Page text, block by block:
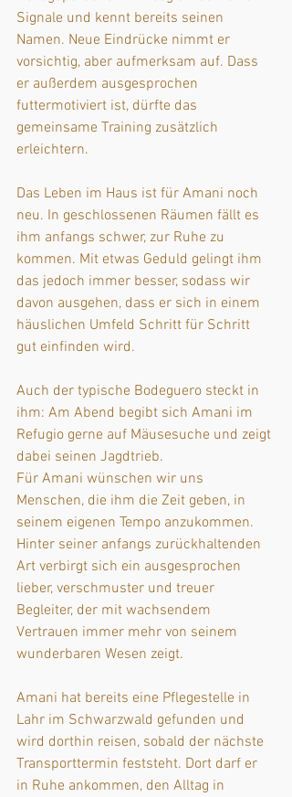
Signale und kennt bereits seinen
Namen. Neue Eindrücke nimmt er
vorsichtig, aber aufmerksam auf. Dass
er außerdem ausgesprochen
futtermotiviert ist, dürfte das
gemeinsame Training zusätzlich
erleichtern.
Das Leben im Haus ist für Amani noch
neu. In geschlossenen Räumen fällt es
ihm anfangs schwer, zur Ruhe zu
kommen. Mit etwas Geduld gelingt ihm
das jedoch immer besser, sodass wir
davon ausgehen, dass er sich in einem
häuslichen Umfeld Schritt für Schritt
gut einfinden wird.
Auch der typische Bodeguero steckt in
ihm: Am Abend begibt sich Amani im
Refugio gerne auf Mäusesuche und zeigt
dabei seinen Jagdtrieb.
Für Amani wünschen wir uns
Menschen, die ihm die Zeit geben, in
seinem eigenen Tempo anzukommen.
Hinter seiner anfangs zurückhaltenden
Art verbirgt sich ein ausgesprochen
lieber, verschmuster und treuer
Begleiter, der mit wachsendem
Vertrauen immer mehr von seinem
wunderbaren Wesen zeigt.
Amani hat bereits eine Pflegestelle in
Lahr im Schwarzwald gefunden und
wird dorthin reisen, sobald der nächste
Transporttermin feststeht. Dort darf er
in Ruhe ankommen, den Alltag in